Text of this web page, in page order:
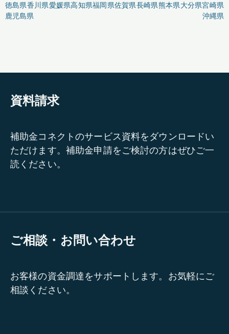
徳島県香川県愛媛県高知県福岡県佐賀県長崎県熊本県大分県宮崎県
鹿児島県
沖縄県
資料請求
補助金コネクトのサービス資料をダウンロードい
ただけます。補助金申請をご検討の方はぜひご一
読ください。
ご相談・お問い合わせ
お客様の資金調達をサポートします。お気軽にご
相談ください。